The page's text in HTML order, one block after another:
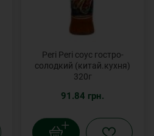
Peri Peri соус гостро-
солодкий (китай.кухня)
320г
91.84 грн.